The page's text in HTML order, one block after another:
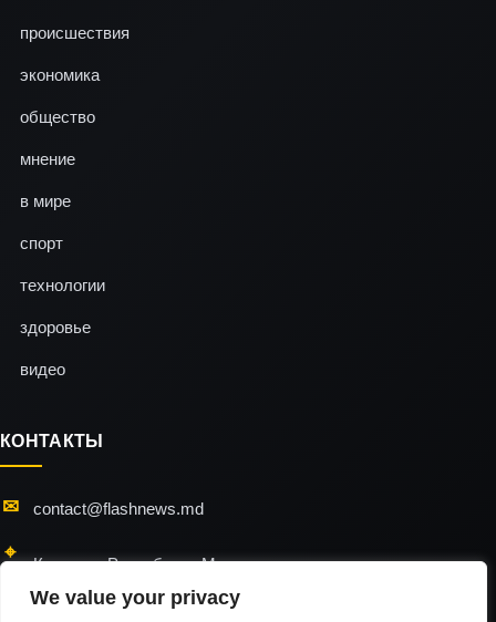
We value your privacy
происшествия
экономика
общество
мнение
в мире
спорт
технологии
здоровье
видео
КОНТАКТЫ
contact@flashnews.md
Кишинэу, Республика Молдова